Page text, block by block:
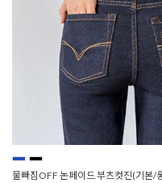
물빠짐OFF 논페이드 부츠컷진(기본/